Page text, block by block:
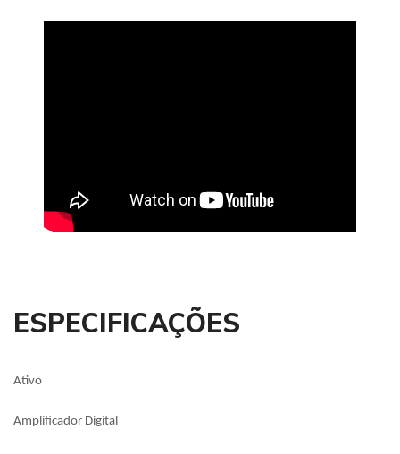
ESPECIFICAÇÕES
Ativo
Amplificador Digital